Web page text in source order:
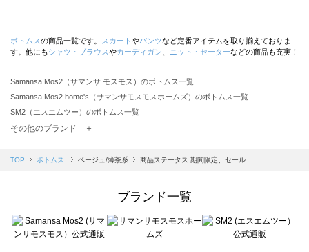
ボトムスの商品一覧です。 スカート やパンツなど定番アイテムを取り揃えておりま
す。他にもシャツ・ブラウスやカーディガン ニット・セーターなどの商品も充実！
Samansa Mos2（サマンサ モスモス）のボトムス一覧
Samansa Mos2 home's（サマンサモスモスホームズ）のボトムス一覧
SM2（エスエムツー）のボトムス一覧
TSUHARU by Samansa Mos2（ツハルバイサマンサモスモス）のボトムス一覧
Samansa Mos2 blue（サマンサモスモス ブルー）のボトムス一覧
sō4ū（ソウフォーユー）のボトムス一覧
Te chichi（テチチ）のボトムス一覧
Te chichi CLASSIC（テチチ クラシック）のボトムス一覧
その他のブランド ＋
TOP ボトムス ベージュ/薄茶系 商品ステータス:期間限定、セール
ブランド一覧